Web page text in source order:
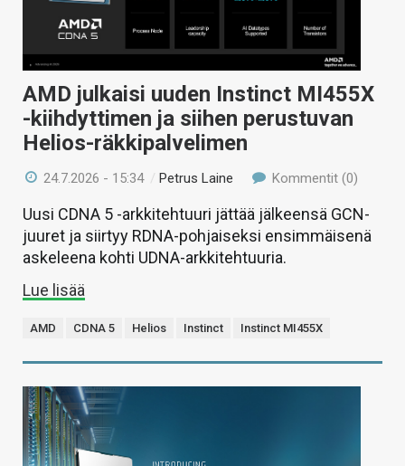
AMD julkaisi uuden Instinct MI455X
-kiihdyttimen ja siihen perustuvan
Helios-räkkipalvelimen
24.7.2026 - 15:34 / Petrus Laine Kommentit (0)
Uusi CDNA 5 -arkkitehtuuri jättää jälkeensä GCN-
juuret ja siirtyy RDNA-pohjaiseksi ensimmäisenä
askeleena kohti UDNA-arkkitehtuuria.
Lue lisää
AMD CDNA 5 Helios Instinct Instinct MI455X